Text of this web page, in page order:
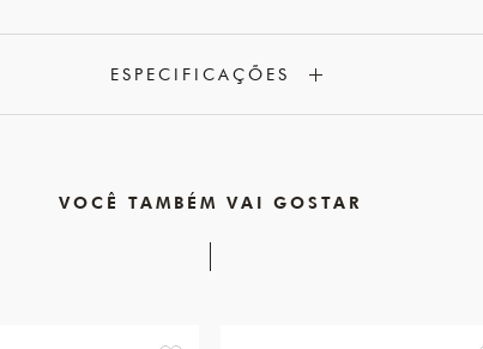
ESPECIFICAÇÕES
VOCÊ TAMBÉM VAI GOSTAR